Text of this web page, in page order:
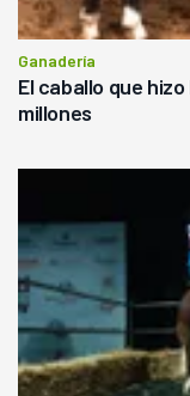
Ganadería
El caballo que
millones